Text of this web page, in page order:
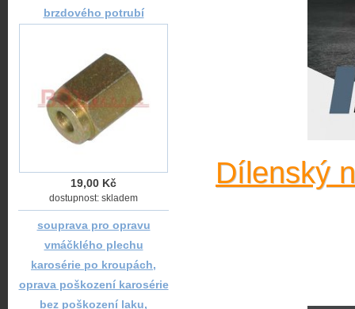
Dílenský
brzdového potrubí
19,00 Kč
dostupnost: skladem
souprava pro opravu
vmáčklého plechu
karosérie po kroupách,
oprava poškození karosérie
bez poškození laku,